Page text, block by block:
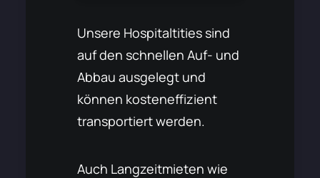
Unsere Hospitaltities sind
auf den schnellen Auf- und
Abbau ausgelegt und
können kosteneffizient
transportiert werden.
Auch Langzeitmieten wie